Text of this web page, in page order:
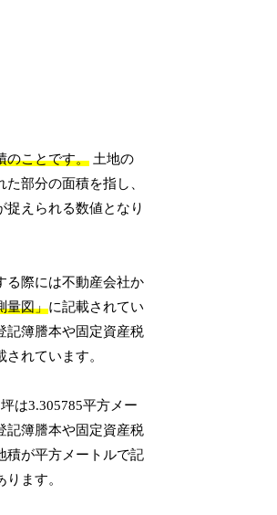
のことです。 土地の
部分の面積を指し、
捉えられる数値となり
る際には不動産会社か
量図」に記載されてい
記簿謄本や固定資産税
れています。
は3.305785平方メー
記簿謄本や固定資産税
積が平方メートルで記
ます。